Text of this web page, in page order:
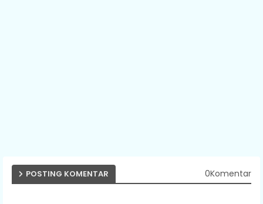
POSTING KOMENTAR 0Komentar